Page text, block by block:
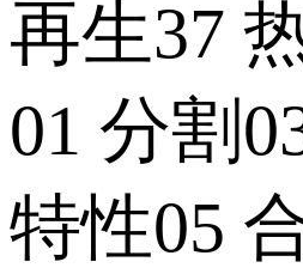
再生37
01 分割
特性05